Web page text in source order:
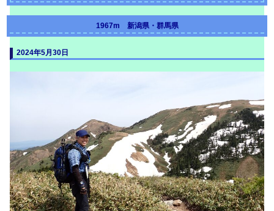
1967m 新潟県・群馬県
2024年5月30日